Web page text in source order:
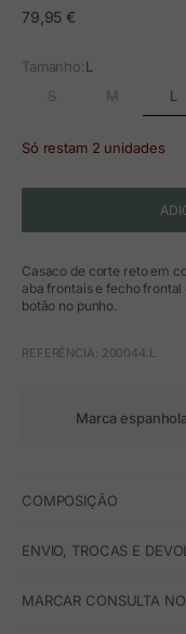
Preço em promoção
79,95 €
Tamanho:L
S M L
Só restam 2 unidades
Casaco de corte reto em
aba frontais e fecho
botão no punho.
REFERÊNCIA: 200044.L
Marca
COMPOSIÇÃO
ENVIO, TROCAS E
MARCAR CONSULTA